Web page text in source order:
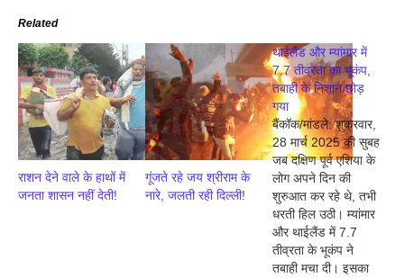
Related
राशन देने वाले के हाथों में
जनता शासन नहीं देती!
गूंजते रहे जय श्रीराम के
नारे, जलती रही दिल्ली!
थाईलैंड और म्यांमार में
7.7 तीव्रता का भूकंप,
तबाही के निशान छोड़
गया
बैंकॉक/मांडले: शुक्रवार,
28 मार्च 2025 की सुबह
जब दक्षिण पूर्व एशिया के
लोग अपने दिन की
शुरुआत कर रहे थे, तभी
धरती हिल उठी। म्यांमार
और थाईलैंड में 7.7
तीव्रता के भूकंप ने
तबाही मचा दी। इसका